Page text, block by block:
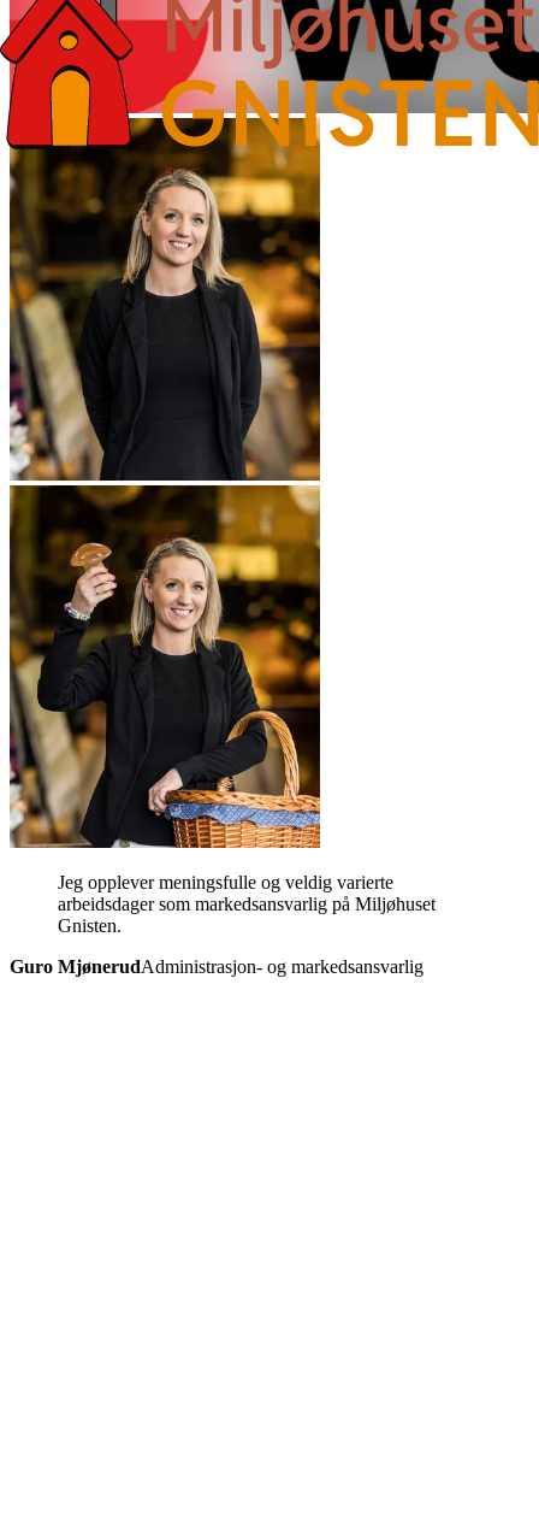
Jeg opplever meningsfulle og veldig varierte
arbeidsdager som markedsansvarlig på Miljøhuset
Gnisten.
Guro MjønerudAdministrasjon- og markedsansvarlig